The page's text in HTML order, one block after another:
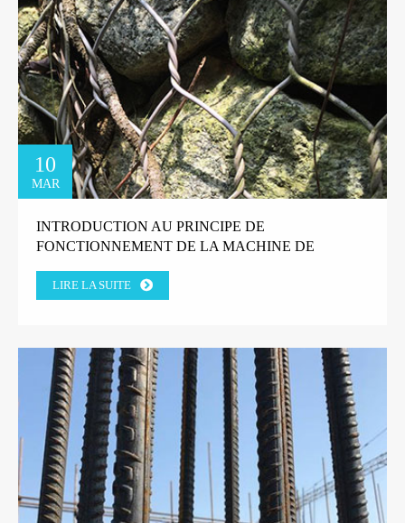
10
MAR
INTRODUCTION AU PRINCIPE DE
FONCTIONNEMENT DE LA MACHINE DE
LIRE LA SUITE